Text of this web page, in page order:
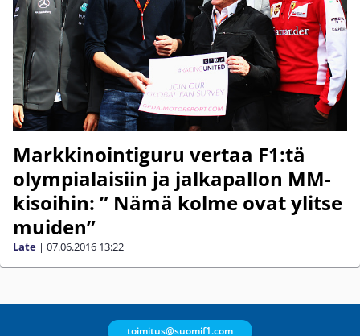
Markkinointiguru vertaa F1:tä
olympialaisiin ja jalkapallon MM-
kisoihin: ” Nämä kolme ovat ylitse
muiden”
Late | 07.06.2016 13:22
toimitus@suomif1.com